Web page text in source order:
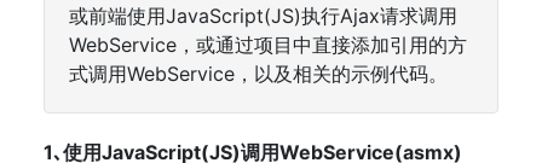
或前端使用JavaScript(JS)执行Ajax请求调用
WebService，或通过项目中直接添加引用的方
式调用WebService，以及相关的示例代码。
1､使用JavaScript(JS)调用WebService(asmx)